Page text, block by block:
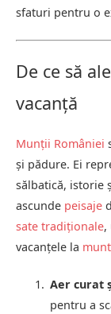
sfaturi pentru o
De ce să
vacanță
Munții României
și pădure. Ei
sălbatică, istorie
ascunde peisaje
sate tradiționale,
vacanțele la
Aer curat
pentru a